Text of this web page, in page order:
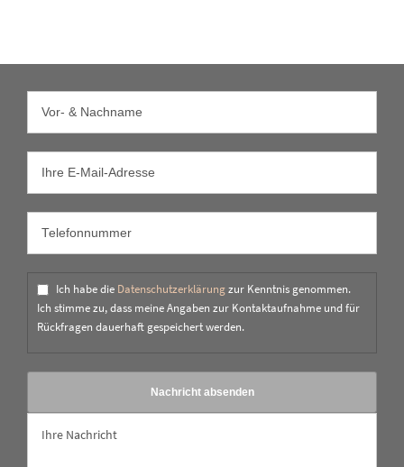
Ich habe die Datenschutzerklärungzur Kenntnis genommen.
Ich stimme zu, dass meine Angaben zur Kontaktaufnahme und für
Rückfragen dauerhaft gespeichert werden.